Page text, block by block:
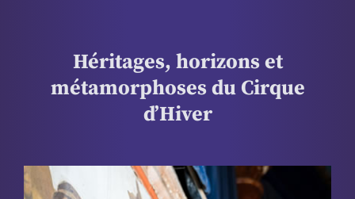
Héritages, horizons et
métamorphoses du Cirque
d’Hiver